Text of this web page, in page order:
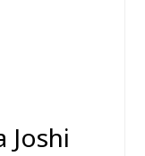
Joshi